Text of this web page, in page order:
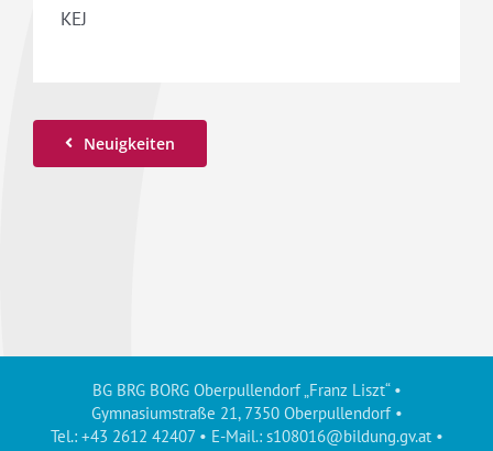
KEJ
Neuigkeiten
BG BRG BORG Oberpullendorf „Franz Liszt“ •
Gymnasiumstraße 21, 7350 Oberpullendorf •
Tel.: +43 2612 42407 • E-Mail.: s108016@bildung.gv.at•